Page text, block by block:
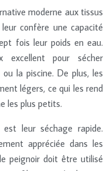
moderne aux tissus
confère une capacité
fois leur poids en eau.
pour sécher
la piscine. De plus, les
légers, ce qui les rend
les plus petits.
leur séchage rapide.
appréciée dans les
peignoir doit être utilisé